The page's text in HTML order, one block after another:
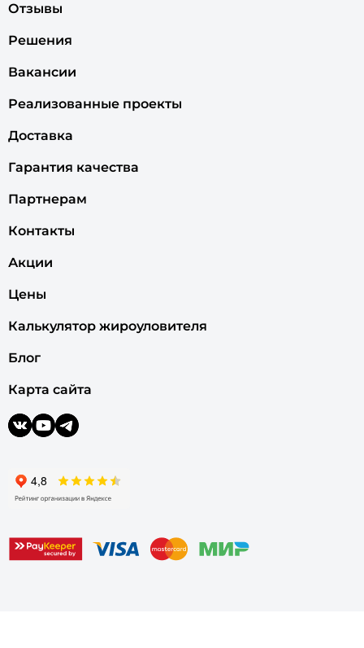
Отзывы
Решения
Вакансии
Реализованные проекты
Доставка
Гарантия качества
Партнерам
Контакты
Акции
Цены
Калькулятор жироуловителя
Блог
Карта сайта